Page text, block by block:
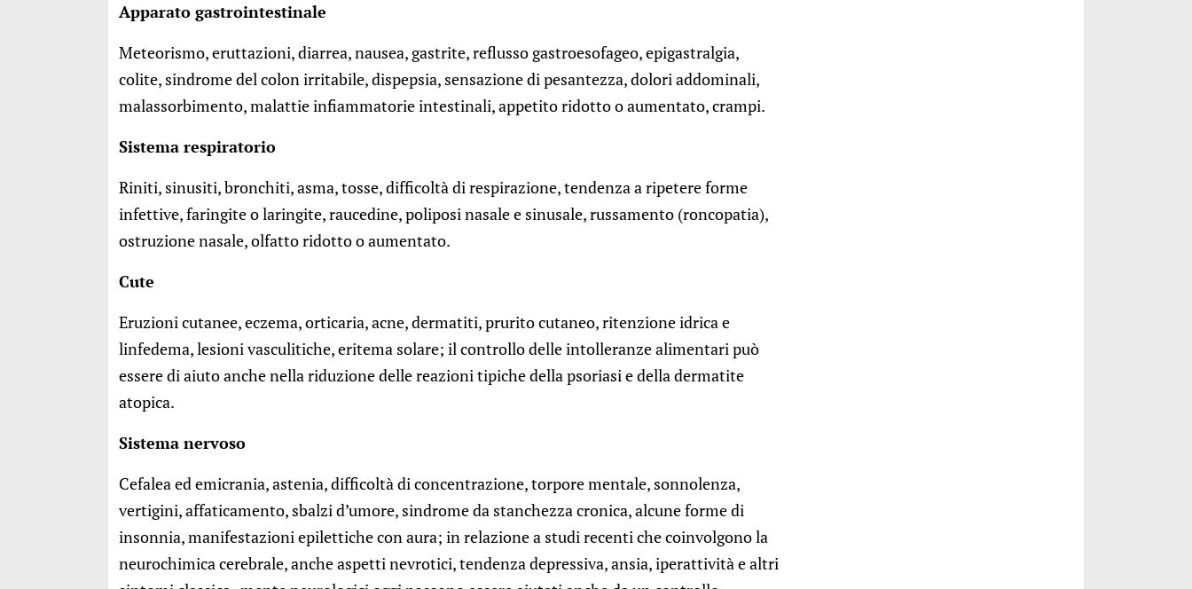
Apparato gastrointestinale
Meteorismo, eruttazioni, diarrea, nausea, gastrite, reflusso gastroesofageo, epigastralgia,
colite, sindrome del colon irritabile, dispepsia, sensazione di pesantezza, dolori addominali,
malassorbimento, malattie infiammatorie intestinali, appetito ridotto o aumentato, crampi.
Sistema respiratorio
Riniti, sinusiti, bronchiti, asma, tosse, difficoltà di respirazione, tendenza a ripetere forme
infettive, faringite o laringite, raucedine, poliposi nasale e sinusale, russamento (roncopatia),
ostruzione nasale, olfatto ridotto o aumentato.
Cute
Eruzioni cutanee, eczema, orticaria, acne, dermatiti, prurito cutaneo, ritenzione idrica e
linfedema, lesioni vasculitiche, eritema solare; il controllo delle intolleranze alimentari può
essere di aiuto anche nella riduzione delle reazioni tipiche della psoriasi e della dermatite
atopica.
Sistema nervoso
Cefalea ed emicrania, astenia, difficoltà di concentrazione, torpore mentale, sonnolenza,
vertigini, affaticamento, sbalzi d’umore, sindrome da stanchezza cronica, alcune forme di
insonnia, manifestazioni epilettiche con aura; in relazione a studi recenti che coinvolgono la
neurochimica cerebrale, anche aspetti nevrotici, tendenza depressiva, ansia, iperattività e altri